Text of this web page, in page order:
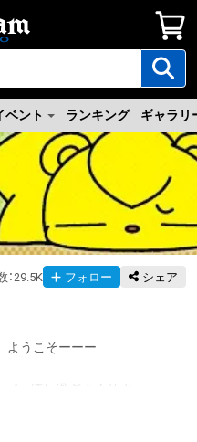
ベント ランキング ギャラリ
： 29.5K フォロー シェア
ようこそーーー
ー嬉し過ぎまくりまっっっ